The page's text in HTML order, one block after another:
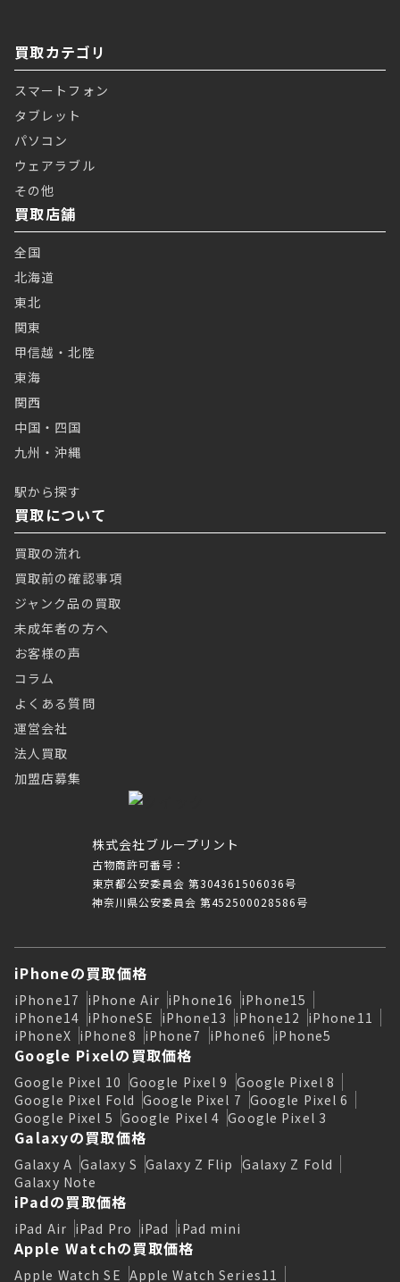
株式会社ブループリント
古物商許可番号：
東京都公安委員会 第304361506036号
神奈川県公安委員会 第452500028586号
買取カテゴリ
スマートフォン
タブレット
パソコン
ウェアラブル
その他
買取店舗
全国
北海道
東北
関東
甲信越・北陸
東海
関西
中国・四国
九州・沖縄
駅から探す
買取について
買取の流れ
買取前の確認事項
ジャンク品の買取
未成年者の方へ
お客様の声
コラム
よくある質問
運営会社
法人買取
加盟店募集
iPhoneの買取価格
iPhone17 iPhone Air iPhone16 iPhone15
iPhone14 iPhoneSE iPhone13 iPhone12 iPhone11
iPhoneX iPhone8 iPhone7 iPhone6 iPhone5
Google Pixelの買取価格
Google Pixel 10 Google Pixel 9 Google Pixel 8
Google Pixel Fold Google Pixel 7 Google Pixel 6
Google Pixel 5 Google Pixel 4 Google Pixel 3
Galaxyの買取価格
Galaxy A Galaxy S Galaxy Z Flip Galaxy Z Fold
Galaxy Note
iPadの買取価格
iPad Air iPad Pro iPad iPad mini
Apple Watchの買取価格
Apple Watch SE Apple Watch Series11